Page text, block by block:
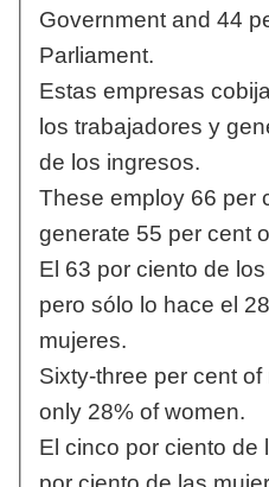
Government and 44
Parliament.
Estas empresas
los trabajadores y
de los ingresos.
These employ 66 per
generate 55 per cent
El 63 por ciento de
pero sólo lo hace el
mujeres.
Sixty-three per cent
only 28% of women.
El cinco por ciento de